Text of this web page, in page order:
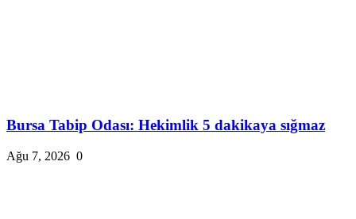
Bursa Tabip Odası: Hekimlik 5 dakikaya sığmaz
Ağu 7, 2026 0